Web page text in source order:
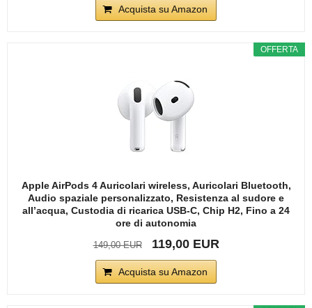
Acquista su Amazon
OFFERTA
Apple AirPods 4 Auricolari wireless, Auricolari Bluetooth,
Audio spaziale personalizzato, Resistenza al sudore e
all’acqua, Custodia di ricarica USB-C, Chip H2, Fino a 24
ore di autonomia
149,00 EUR 119,00 EUR
Acquista su Amazon